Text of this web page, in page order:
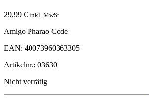
29,99 € inkl. MwSt
Amigo Pharao Code
EAN: 40073960363305
Artikelnr.: 03630
Nicht vorrätig